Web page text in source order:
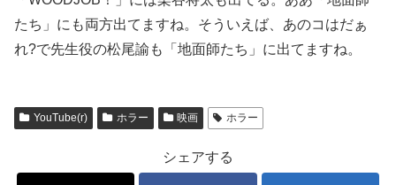
たち」にも両方出てますね。そういえば、あのコはだぁ
れ?で先生役の松尾諭も「地面師たち」に出てますね。
YouTube(r) ホラー 映画 ホラー
シェアする